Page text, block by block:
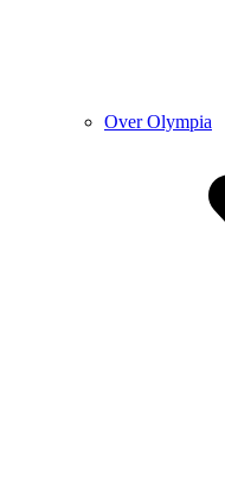
Over Olympia